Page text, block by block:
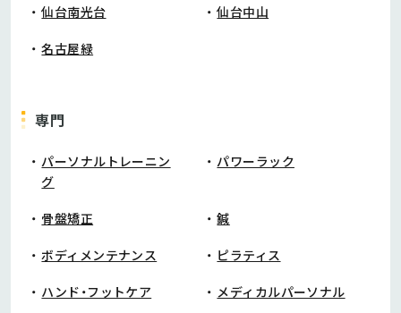
仙台南光台 仙台中山
名古屋緑
専門
パーソナルトレーニン
グ
パワーラック
骨盤矯正 鍼
ボディメンテナンス ピラティス
ハンド・フットケア メディカルパーソナル